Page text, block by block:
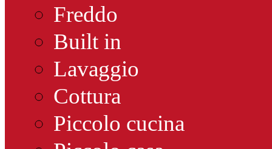
Freddo
Built in
Lavaggio
Cottura
Piccolo cucina